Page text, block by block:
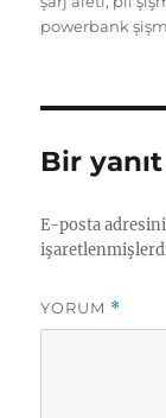
powerbank
Bir yanıt
E-posta
YORUM *